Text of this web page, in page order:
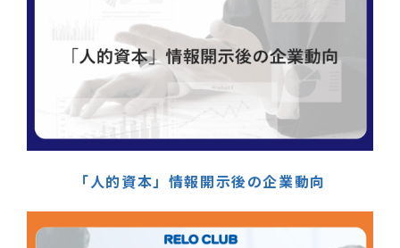
「人的資本」情報開示後の企業動向